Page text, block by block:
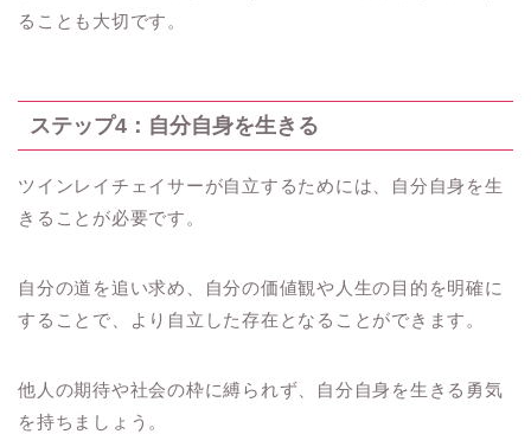
ることも大切です。
ステップ4：自分自身を生きる
ツインレイチェイサーが自立するためには、自分自身を生
きることが必要です。
自分の道を追い求め、自分の価値観や人生の目的を明確に
することで、より自立した存在となることができます。
他人の期待や社会の枠に縛られず、自分自身を生きる勇気
を持ちましょう。